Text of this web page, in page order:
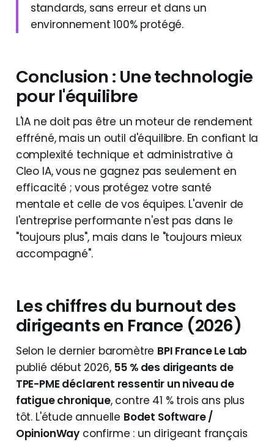
standards, sans erreur et dans un
environnement 100% protégé.
Conclusion : Une technologie
pour l'équilibre
L'IA ne doit pas être un moteur de rendement
effréné, mais un outil d'équilibre. En confiant la
complexité technique et administrative à
Cleo IA, vous ne gagnez pas seulement en
efficacité ; vous protégez votre santé
mentale et celle de vos équipes. L'avenir de
l'entreprise performante n'est pas dans le
"toujours plus", mais dans le "toujours mieux
accompagné".
Les chiffres du burnout des
dirigeants en France (2026)
Selon le dernier baromètre BPI France Le Lab
publié début 2026, 55 % des dirigeants de
TPE-PME déclarent ressentir un niveau de
fatigue chronique, contre 41 % trois ans plus
tôt. L'étude annuelle Bodet Software /
OpinionWay confirme : un dirigeant français